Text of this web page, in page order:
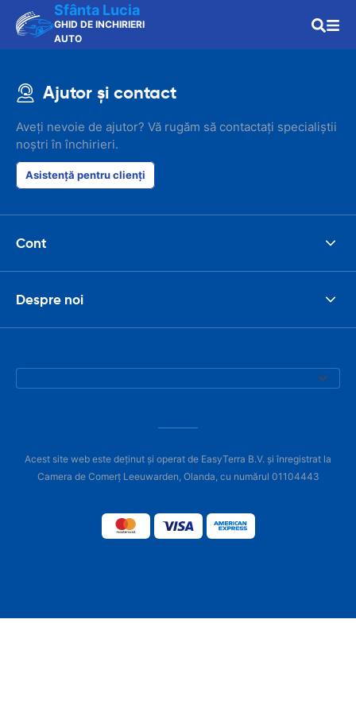
Sfânta Lucia
GHID DE INCHIRIERI
AUTO
Ajutor și contact
Aveți nevoie de ajutor? Vă rugăm să contactați specialiștii
noștri în închirieri.
Asistență pentru clienți
Cont
Despre noi
Acest site web este deținut și operat de EasyTerra B.V. și înregistrat la
Camera de Comerț Leeuwarden, Olanda, cu numărul 01104443